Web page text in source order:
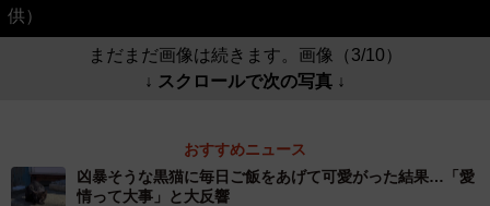
供）
まだまだ画像は続きます。画像（3/10）
↓ スクロールで次の写真 ↓
おすすめニュース
凶暴そうな黒猫に毎日ご飯をあげて可愛がった結果…「愛
情って大事」と大反響